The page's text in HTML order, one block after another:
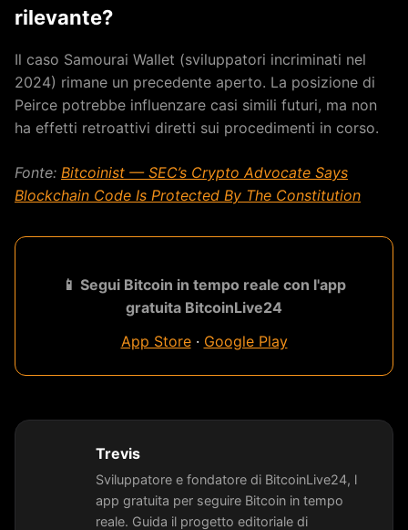
rilevante?
Il caso Samourai Wallet (sviluppatori incriminati nel
2024) rimane un precedente aperto. La posizione di
Peirce potrebbe influenzare casi simili futuri, ma non
ha effetti retroattivi diretti sui procedimenti in corso.
Fonte: Bitcoinist — SEC’s Crypto Advocate Says
Blockchain Code Is Protected By The Constitution
📱 Segui Bitcoin in tempo reale con l'app
gratuita BitcoinLive24
App Store· Google Play
Trevis
Sviluppatore e fondatore di BitcoinLive24, l
app gratuita per seguire Bitcoin in tempo
reale. Guida il progetto editoriale di